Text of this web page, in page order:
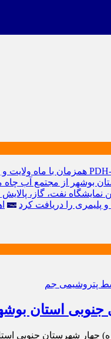
همزمان با ماه ولایت
بوشهر از مجتمع آب
نفت، گاز،
پليمری را دریافت کرد
اهدای